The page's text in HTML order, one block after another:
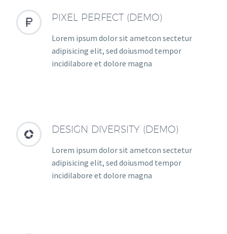

 PIXEL PERFECT (DEMO)
Lorem ipsum dolor sit ametcon sectetur
adipisicing elit, sed doiusmod tempor
incidilabore et dolore magna

 DESIGN DIVERSITY (DEMO)
Lorem ipsum dolor sit ametcon sectetur
adipisicing elit, sed doiusmod tempor
incidilabore et dolore magna